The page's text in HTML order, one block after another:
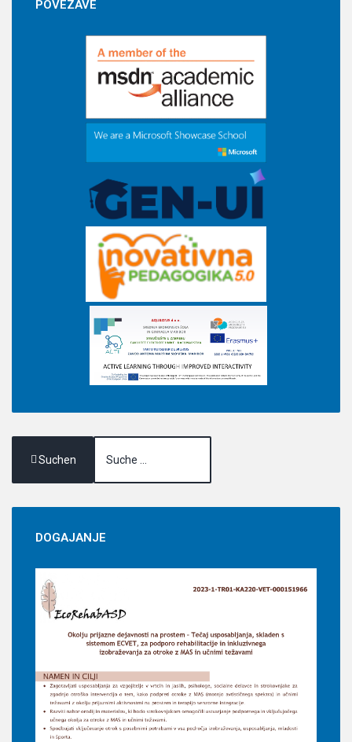
POVEZAVE
Suchen
DOGAJANJE